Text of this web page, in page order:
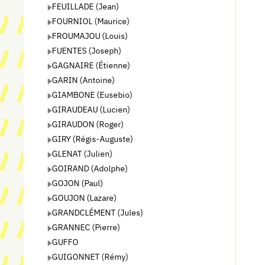
FEUILLADE (Jean)
FOURNIOL (Maurice)
FROUMAJOU (Louis)
FUENTES (Joseph)
GAGNAIRE (Étienne)
GARIN (Antoine)
GIAMBONE (Eusebio)
GIRAUDEAU (Lucien)
GIRAUDON (Roger)
GIRY (Régis-Auguste)
GLENAT (Julien)
GOIRAND (Adolphe)
GOJON (Paul)
GOUJON (Lazare)
GRANDCLÉMENT (Jules)
GRANNEC (Pierre)
GUFFO
GUIGONNET (Rémy)